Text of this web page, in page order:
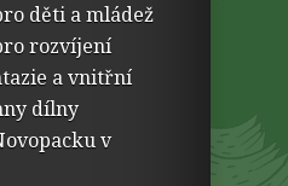
děti a mládež
rozvíjení
a vnitřní
dílny
v